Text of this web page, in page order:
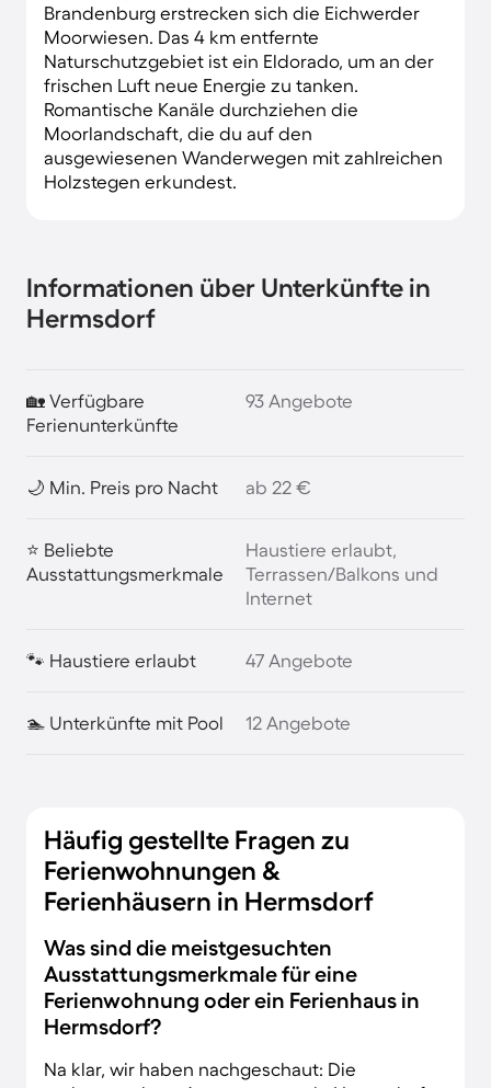
Brandenburg erstrecken sich die Eichwerder
Moorwiesen. Das 4 km entfernte
Naturschutzgebiet ist ein Eldorado, um an der
frischen Luft neue Energie zu tanken.
Romantische Kanäle durchziehen die
Moorlandschaft, die du auf den
ausgewiesenen Wanderwegen mit zahlreichen
Holzstegen erkundest.
Informationen über Unterkünfte in
Hermsdorf
🏡 Verfügbare
Ferienunterkünfte
93 Angebote
🌙 Min. Preis pro Nacht ab 22 €
⭐ Beliebte
Ausstattungsmerkmale
Haustiere erlaubt,
Terrassen/Balkons und
Internet
🐾 Haustiere erlaubt 47 Angebote
🏊 Unterkünfte mit Pool 12 Angebote
Häufig gestellte Fragen zu
Ferienwohnungen &
Ferienhäusern in Hermsdorf
Was sind die meistgesuchten
Ausstattungsmerkmale für eine
Ferienwohnung oder ein Ferienhaus in
Hermsdorf?
Na klar, wir haben nachgeschaut: Die